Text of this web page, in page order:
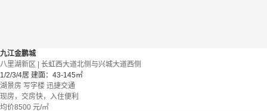
九江金鹏城
八里湖新区 | 长虹西大道北侧与兴城大道西侧
1/2/3/4居 建面：43-145㎡
湖景房 写字楼 迅捷交通
现房，交房快，入住便利
均价8500 元/㎡